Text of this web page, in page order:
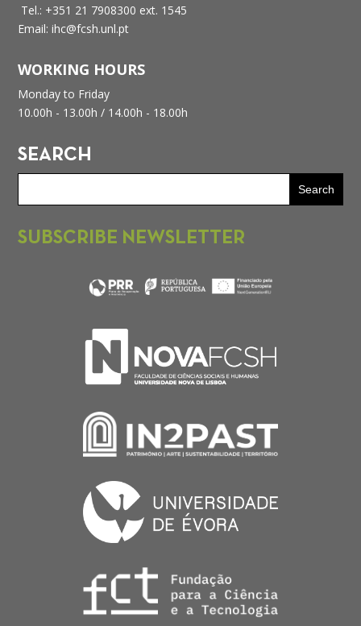
Tel.: +351 21 7908300 ext. 1545
Email: ihc@fcsh.unl.pt
WORKING HOURS
Monday to Friday
10.00h - 13.00h / 14.00h - 18.00h
SEARCH
SUBSCRIBE NEWSLETTER